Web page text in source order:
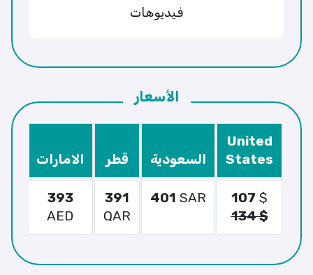
فيديوهات
الأسعار
United
States
السعودية قطر الامارات
107 $
134 $
401 SAR
391
QAR
393
AED